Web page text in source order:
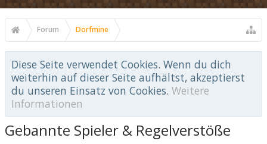
Forum Dorfmine
Diese Seite verwendet Cookies. Wenn du dich
weiterhin auf dieser Seite aufhältst, akzeptierst
du unseren Einsatz von Cookies. Weitere
Informationen
Gebannte Spieler & Regelverstöße